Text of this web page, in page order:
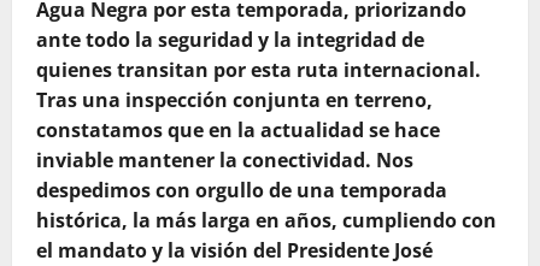
Agua Negra por esta temporada, priorizando
ante todo la seguridad y la integridad de
quienes transitan por esta ruta internacional.
Tras una inspección conjunta en terreno,
constatamos que en la actualidad se hace
inviable mantener la conectividad. Nos
despedimos con orgullo de una temporada
histórica, la más larga en años, cumpliendo con
el mandato y la visión del Presidente José